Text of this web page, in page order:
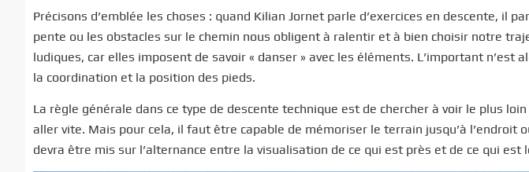
Précisons d’emblée les choses : quand Kilian Jornet parle d’exercices en descente, il
pente ou les obstacles sur le chemin nous obligent à ralentir et à bien choisir notre
ludiques, car elles imposent de savoir « danser » avec les éléments. L’important n’est
la coordination et la position des pieds.
La règle générale dans ce type de descente technique est de chercher à voir le plus
aller vite. Mais pour cela, il faut être capable de mémoriser le terrain jusqu’à l’endroit
devra être mis sur l’alternance entre la visualisation de ce qui est près et de ce qui est